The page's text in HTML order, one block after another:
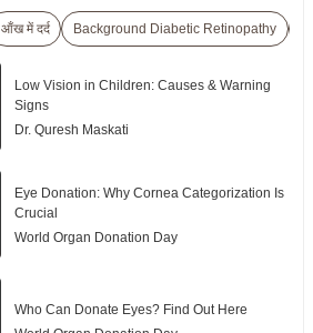
आँख में दर्द Background Diabetic Retinopathy
Low Vision in Children: Causes & Warning
Signs
Dr. Quresh Maskati
Eye Donation: Why Cornea Categorization Is
Crucial
World Organ Donation Day
Who Can Donate Eyes? Find Out Here